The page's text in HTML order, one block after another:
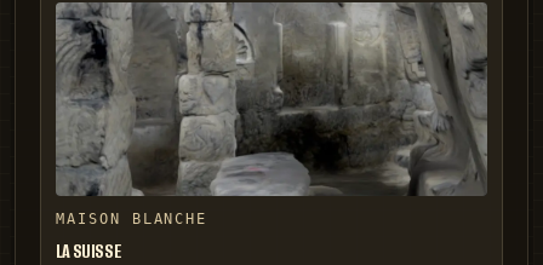
MAISON BLANCHE
LA SUISSE